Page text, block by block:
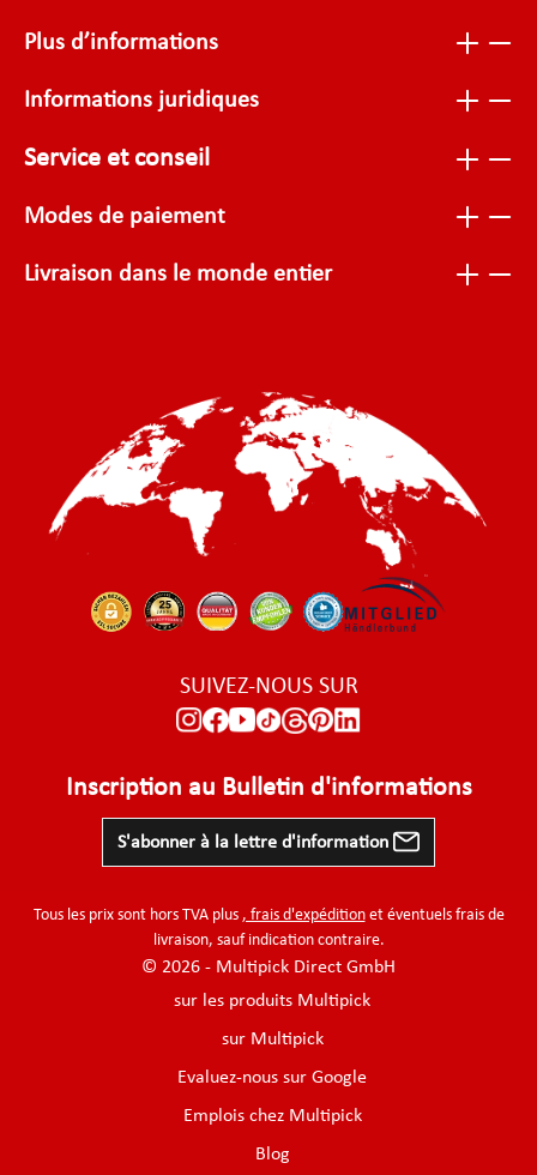
Plus d’informations
Informations juridiques
Service et conseil
Modes de paiement
Livraison dans le monde entier
SUIVEZ-NOUS SUR
Inscription au Bulletin d'informations
S'abonner à la lettre d'information
Tous les prix sont hors TVA plus , frais d'expéditionet éventuels frais de
livraison, sauf indication contraire.
© 2026 - Multipick Direct GmbH
sur les produits Multipick
sur Multipick
Evaluez-nous sur Google
Emplois chez Multipick
Blog